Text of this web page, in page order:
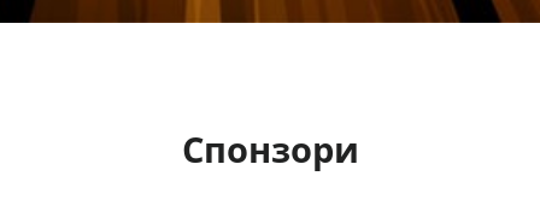
Спонзори